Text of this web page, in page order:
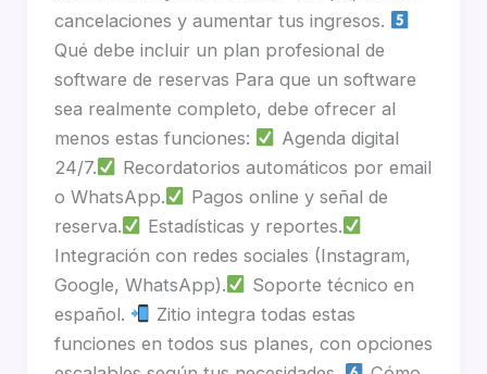
cancelaciones y aumentar tus ingresos.
Qué debe incluir un plan profesional de
software de reservas Para que un software
sea realmente completo, debe ofrecer al
menos estas funciones:
Agenda digital
24/7.
Recordatorios automáticos por email
o WhatsApp.
Pagos online y señal de
reserva.
Estadísticas y reportes.
Integración con redes sociales (Instagram,
Google, WhatsApp).
Soporte técnico en
español.
Zitio integra todas estas
funciones en todos sus planes, con opciones